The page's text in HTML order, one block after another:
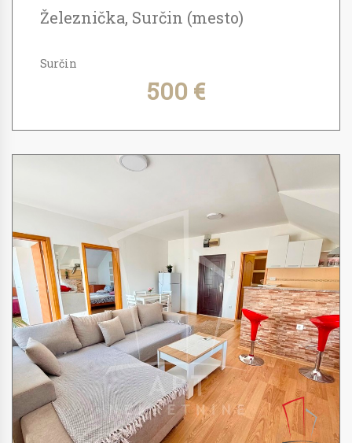
Železnička, Surčin (mesto)
Surčin
500 €